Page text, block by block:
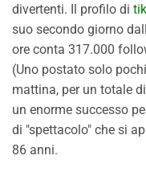
divertenti. Il profilo di
suo secondo giorno
ore conta 317.000
(Uno postato solo
mattina, per un totale
un enorme successo
di "spettacolo" che si
86 anni.